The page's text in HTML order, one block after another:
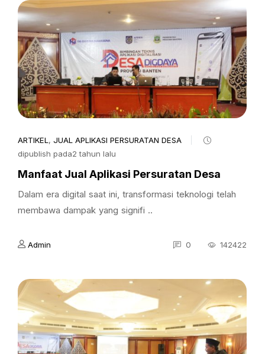
ARTIKEL , JUAL APLIKASI PERSURATAN DESA
dipublish pada2 tahun lalu
Manfaat Jual Aplikasi Persuratan Desa
Dalam era digital saat ini, transformasi teknologi telah
membawa dampak yang signifi ..
Admin 0 142422